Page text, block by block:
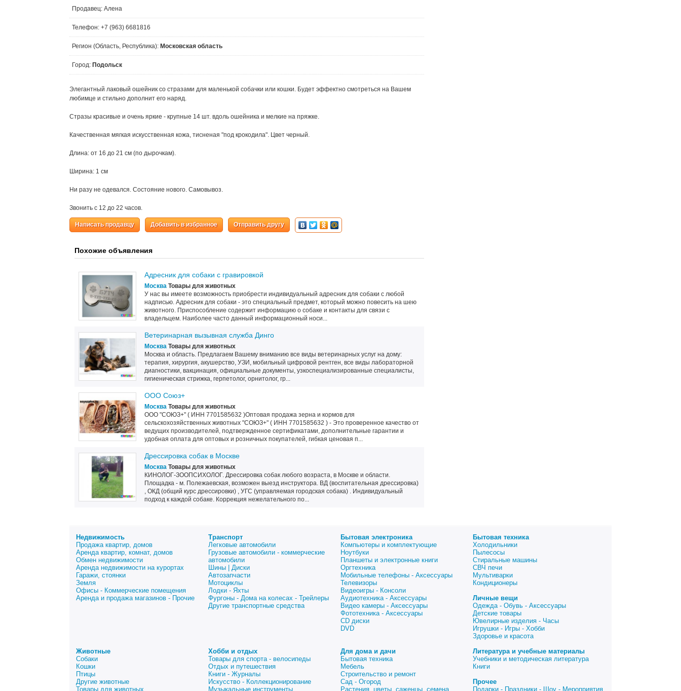
Продавец: Алена
Телефон: +7 (963) 6681816
Регион (Область, Республика): Московская область
Город: Подольск
Элегантный лаковый ошейник со стразами для маленькой собачки или кошки. Будет эффектно смотреться на Вашем
любимце и стильно дополнит его наряд.
Стразы красивые и очень яркие - крупные 14 шт. вдоль ошейника и мелкие на пряжке.
Качественная мягкая искусственная кожа, тисненая "под крокодила". Цвет черный.
Длина: от 16 до 21 см (по дырочкам).
Ширина: 1 см
Ни разу не одевался. Состояние нового. Самовывоз.
Звонить с 12 до 22 часов.
Написать продавцу Добавить в избранное Отправить другу
Похожие объявления
Адресник для собаки с гравировкой
Москва Товары для животных
У нас вы имеете возможность приобрести индивидуальный адресник для собаки с любой
надписью. Адресник для собаки - это специальный предмет, который можно повесить на шею
животного. Приспособление содержит информацию о собаке и контакты для связи с
владельцем. Наиболее часто данный информационный носи...
Ветеринарная вызывная служба Динго
Москва Товары для животных
Москва и область. Предлагаем Вашему вниманию все виды ветеринарных услуг на дому:
терапия, хирургия, акушерство, УЗИ, мобильный цифровой рентген, все виды лабораторной
диагностики, вакцинация, официальные документы, узкоспециализированные специалисты,
гигиеническая стрижка, герпетолог, орнитолог, гр...
ООО Союз+
Москва Товары для животных
ООО "СОЮЗ+" ( ИНН 7701585632 )Оптовая продажа зерна и кормов для
сельскохозяйственных животных "СОЮЗ+" ( ИНН 7701585632 ) - Это проверенное качество от
ведущих производителей, подтвержденное сертификатами, дополнительные гарантии и
удобная оплата для оптовых и розничных покупателей, гибкая ценовая п...
Дрессировка собак в Москве
Москва Товары для животных
КИНОЛОГ-ЗООПСИХОЛОГ. Дрессировка собак любого возраста, в Москве и области.
Площадка - м. Полежаевская, возможен выезд инструктора. ВД (воспитательная дрессировка)
, ОКД (общий курс дрессировки) , УГС (управляемая городская собака) . Индивидуальный
подход к каждой собаке. Коррекция нежелательного по...
Недвижимость
Продажа квартир, домов
Аренда квартир, комнат, домов
Обмен недвижимости
Аренда недвижимости на курортах
Гаражи, стоянки
Земля
Офисы - Коммерческие помещения
Аренда и продажа магазинов - Прочие
Транспорт
Легковые автомобили
Грузовые автомобили - коммерческие
автомобили
Шины | Диски
Автозапчасти
Мотоциклы
Лодки - Яхты
Фургоны - Дома на колесах - Трейлеры
Другие транспортные средства
Бытовая электроника
Компьютеры и комплектующие
Ноутбуки
Планшеты и электронные книги
Оргтехника
Мобильные телефоны - Аксессуары
Телевизоры
Видеоигры - Консоли
Аудиотехника - Аксессуары
Видео камеры - Аксессуары
Фототехника - Аксессуары
CD диски
DVD
Бытовая техника
Холодильники
Пылесосы
Стиральные машины
СВЧ печи
Мультиварки
Кондиционеры
Личные вещи
Одежда - Обувь - Аксессуары
Детские товары
Ювелирные изделия - Часы
Игрушки - Игры - Хобби
Здоровье и красота
Животные
Собаки
Кошки
Птицы
Другие животные
Товары для животных
Хобби и отдых
Товары для спорта - велосипеды
Отдых и путешествия
Книги - Журналы
Искусство - Коллекционирование
Музыкальные инструменты
Для дома и дачи
Бытовая техника
Мебель
Строительство и ремонт
Сад - Огород
Растения, цветы, саженцы, семена
Литература и учебные материалы
Учебники и методическая литература
Книги
Прочее
Подарки - Праздники - Шоу - Мероприятия